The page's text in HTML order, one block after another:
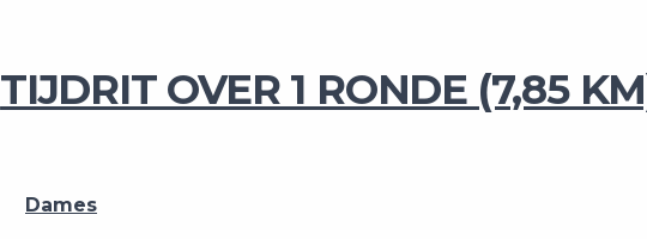
TIJDRIT OVER 1 RONDE (7,85
Dames